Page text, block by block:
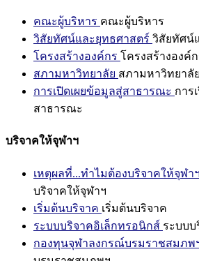
คณะผู้บริหาร คณะผู้บริหาร
วิสัยทัศน์และยุทธศาสตร์ วิสัยทัศน์
โครงสร้างองค์กร โครงสร้างองค์
สภามหาวิทยาลัย สภามหาวิทยาลัย
การเปิดเผยข้อมูลสู่สาธารณะ การ
สาธารณะ
บริจาคให้จุฬาฯ
เหตุผลที่...ทำไมต้องบริจาคให้จุฬาฯ
บริจาคให้จุฬาฯ
เริ่มต้นบริจาค เริ่มต้นบริจาค
ระบบบริจาคอิเล็กทรอนิกส์ ระบบ
กองทุนจุฬาลงกรณ์บรมราชสมภพ